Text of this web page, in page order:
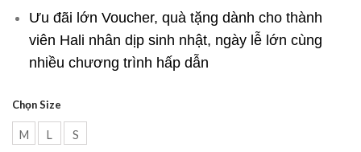
Ưu đãi lớn Voucher, quà tặng dành cho thành
viên Hali nhân dịp sinh nhật, ngày lễ lớn cùng
nhiều chương trình hấp dẫn
Chọn Size
M L S